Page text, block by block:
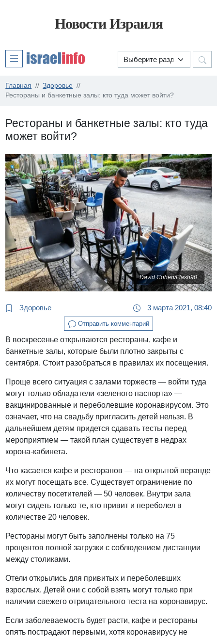
Новости Израиля
Главная
Здоровье
Рестораны и банкетные залы: кто туда может войти?
Рестораны и банкетные залы: кто туда
может войти?
David Cohen/Flash90
Здоровье 3 марта 2021, 08:40
Отправить комментарий
В воскресенье открываются рестораны, кафе и
банкетные залы, которые были плотно закрыты с
сентября. Стоит разобраться в правилах их посещения.
Проще всего ситуация с залами торжеств — войти туда
могут только обладатели «зеленого паспорта» —
вакцинированные и переболевшие коронавирусом. Это
означает, что на свадьбу пригласить детей нельзя. В
дальнейшем детям придется сдавать тесты перед
мероприятием — такой план существует в недрах
корона-кабинета.
Что касается кафе и ресторанов — на открытой веранде
их могут посещать все. Существует ограничение по
количеству посетителей — 50 человек. Внутри зала
могут сидеть только те, кто привит и переболел в
количестве 20 человек.
Рестораны могут быть заполнены только на 75
процентов полной загрузки с соблюдением дистанции
между столиками.
Отели открылись для привитых и переболевших
взрослых. Детей они с собой взять могут только при
наличии свежего отрицательного теста на коронавирус.
Если заболеваемость будет расти, кафе и рестораны
опять пострадают первыми, хотя коронавирусу не